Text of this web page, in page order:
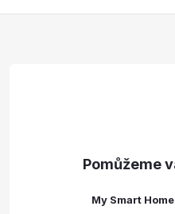
My Smart Home